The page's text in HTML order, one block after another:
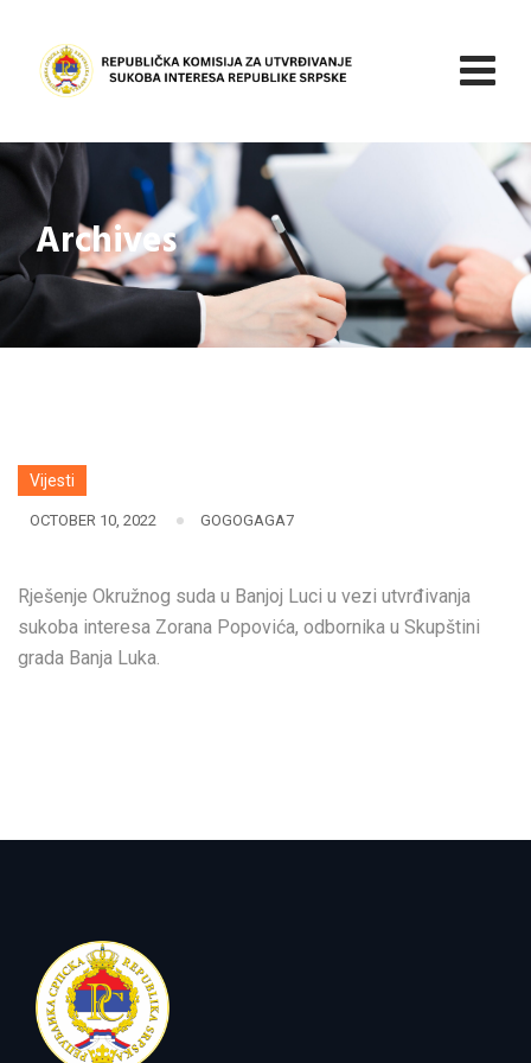
content
Archives
Vijesti
OCTOBER 10, 2022 GOGOGAGA7
Rješenje Okružnog suda u Banjoj Luci u vezi utvrđivanja
sukoba interesa Zorana Popovića, odbornika u Skupštini
grada Banja Luka.